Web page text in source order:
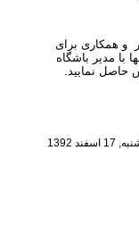
و همکاری برای
با مدیر باشگاه
آخرین بار تغییر یافته شنبه, 17 اسفند 1392